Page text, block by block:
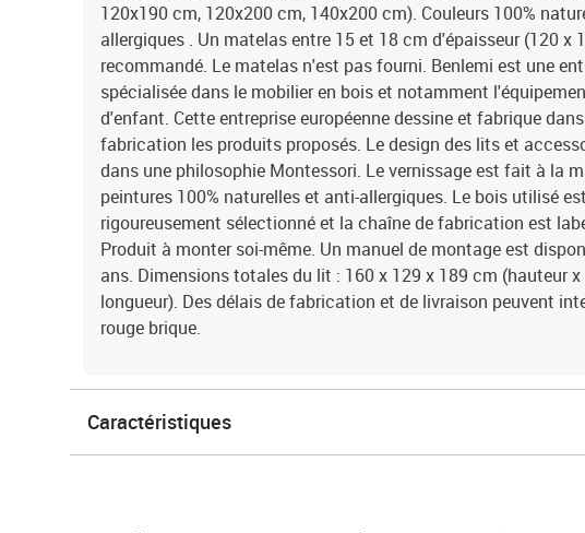
120x190 cm, 120x200 cm, 140x200 cm). Couleurs 100%
allergiques . Un matelas entre 15 et 18 cm d'épaisseur (120 x
recommandé. Le matelas n'est pas fourni. Benlemi est une
spécialisée dans le mobilier en bois et notamment
d'enfant. Cette entreprise européenne dessine et fabrique
fabrication les produits proposés. Le design des lits et
dans une philosophie Montessori. Le vernissage est fait à la
peintures 100% naturelles et anti-allergiques. Le bois utilisé
rigoureusement sélectionné et la chaîne de fabrication est
Produit à monter soi-même. Un manuel de montage est
ans. Dimensions totales du lit : 160 x 129 x 189 cm (hauteur x
longueur). Des délais de fabrication et de livraison peuvent
rouge brique.
Caractéristiques